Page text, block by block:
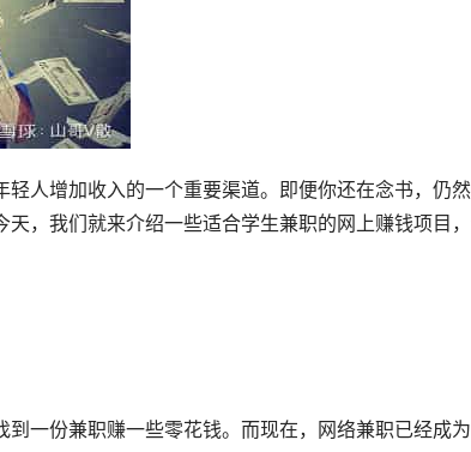
人增加收入的一个重要渠道。即便你还在念书，仍
，我们就来介绍一些适合学生兼职的网上赚钱项目
一份兼职赚一些零花钱。而现在，网络兼职已经成